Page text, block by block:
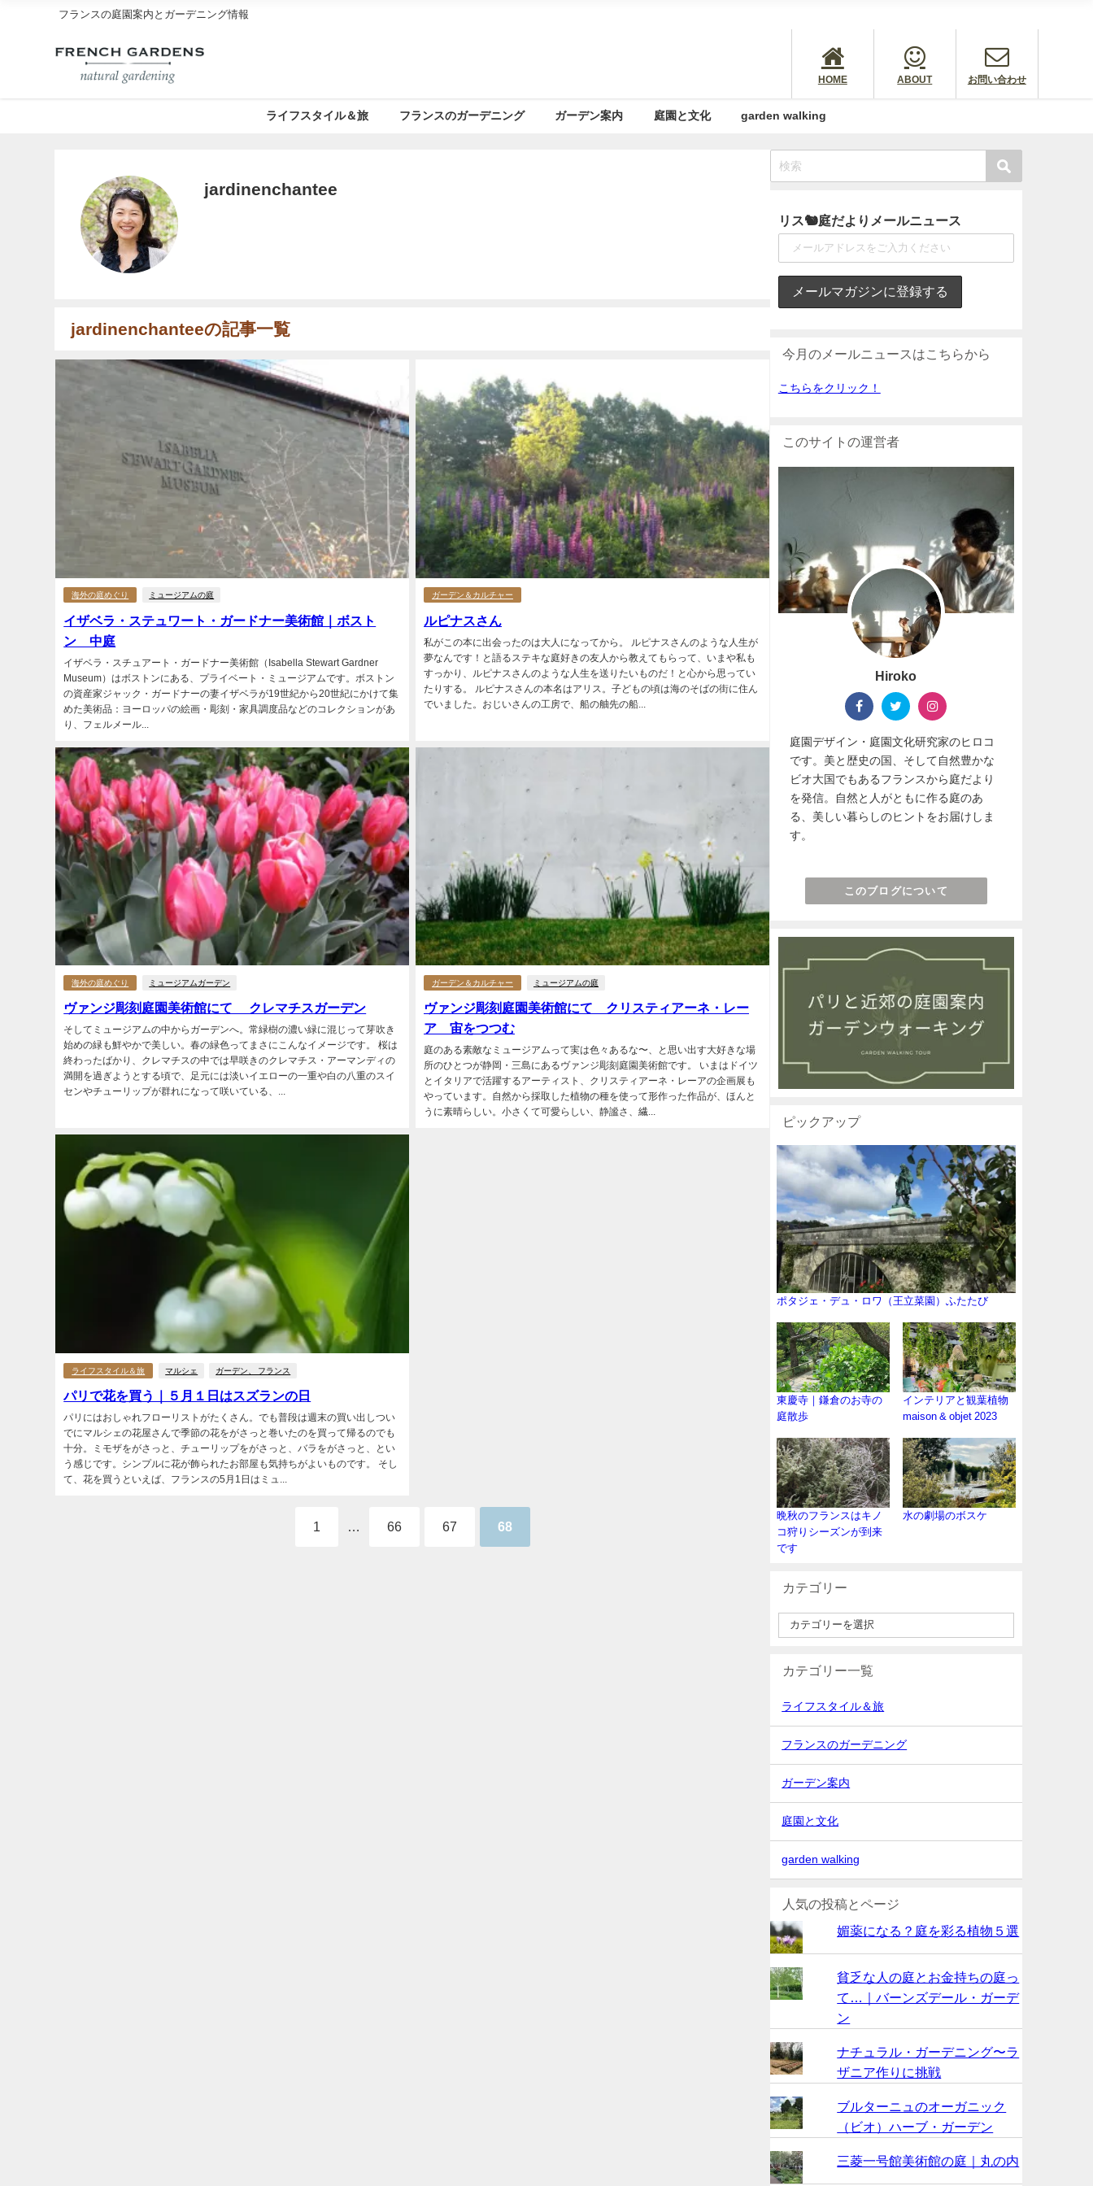
フランスの庭園案内とガーデニング情報
HOME ABOUT お問い合わせ
ライフスタイル＆旅 フランスのガーデニング ガーデン案内 庭園と文化 garden walking
jardinenchantee
jardinenchanteeの記事一覧
海外の庭めぐり ミュージアムの庭
イザベラ・ステュワート・ガードナー美術館｜ボスト
ン 中庭
イザベラ・スチュアート・ガードナー美術館（Isabella Stewart Gardner
Museum）はボストンにある、プライベート・ミュージアムです。ボストン
の資産家ジャック・ガードナーの妻イザベラが19世紀から20世紀にかけて集
めた美術品：ヨーロッパの絵画・彫刻・家具調度品などのコレクションがあ
り、フェルメール...
ガーデン＆カルチャー
ルピナスさん
私がこの本に出会ったのは大人になってから。 ルピナスさんのような人生が
夢なんです！と語るステキな庭好きの友人から教えてもらって、いまや私も
すっかり、ルピナスさんのような人生を送りたいものだ！と心から思ってい
たりする。 ルピナスさんの本名はアリス。子どもの頃は海のそばの街に住ん
でいました。おじいさんの工房で、船の舳先の船...
海外の庭めぐり ミュージアムガーデン
ヴァンジ彫刻庭園美術館にて クレマチスガーデン
そしてミュージアムの中からガーデンへ。常緑樹の濃い緑に混じって芽吹き
始めの緑も鮮やかで美しい。春の緑色ってまさにこんなイメージです。 桜は
終わったばかり、クレマチスの中では早咲きのクレマチス・アーマンディの
満開を過ぎようとする頃で、足元には淡いイエローの一重や白の八重のスイ
センやチューリップが群れになって咲いている、...
ガーデン＆カルチャー ミュージアムの庭
ヴァンジ彫刻庭園美術館にて クリスティアーネ・レー
ア 宙をつつむ
庭のある素敵なミュージアムって実は色々あるな〜、と思い出す大好きな場
所のひとつが静岡・三島にあるヴァンジ彫刻庭園美術館です。 いまはドイツ
とイタリアで活躍するアーティスト、クリスティアーネ・レーアの企画展も
やっています。自然から採取した植物の種を使って形作った作品が、ほんと
うに素晴らしい。小さくて可愛らしい、静謐さ、繊...
ライフスタイル＆旅 マルシェ ガーデン、 フランス
パリで花を買う｜５月１日はスズランの日
パリにはおしゃれフローリストがたくさん。でも普段は週末の買い出しつい
でにマルシェの花屋さんで季節の花をがさっと巻いたのを買って帰るのでも
十分。ミモザをがさっと、チューリップをがさっと、バラをがさっと、とい
う感じです。シンプルに花が飾られたお部屋も気持ちがよいものです。 そし
て、花を買うといえば、フランスの5月1日はミュ...
1 66 67 68
リス🐿庭だよりメールニュース
今月のメールニュースはこちらから
こちらをクリック！
このサイトの運営者
Hiroko
庭園デザイン・庭園文化研究家のヒロコ
です。美と歴史の国、そして自然豊かな
ビオ大国でもあるフランスから庭だより
を発信。自然と人がともに作る庭のあ
る、美しい暮らしのヒントをお届けしま
す。
このブログについて
ピックアップ
ポタジェ・デュ・ロワ（王立菜園）ふたたび
東慶寺｜鎌倉のお寺の
庭散歩
インテリアと観葉植物
maison & objet 2023
晩秋のフランスはキノ
コ狩りシーズンが到来
です
水の劇場のボスケ
カテゴリー
カテゴリー一覧
ライフスタイル＆旅
フランスのガーデニング
ガーデン案内
庭園と文化
garden walking
人気の投稿とページ
媚薬になる？庭を彩る植物５選
貧乏な人の庭とお金持ちの庭っ
て…｜バーンズデール・ガーデ
ン
ナチュラル・ガーデニング〜ラ
ザニア作りに挑戦
ブルターニュのオーガニック
（ビオ）ハーブ・ガーデン
三菱一号館美術館の庭｜丸の内